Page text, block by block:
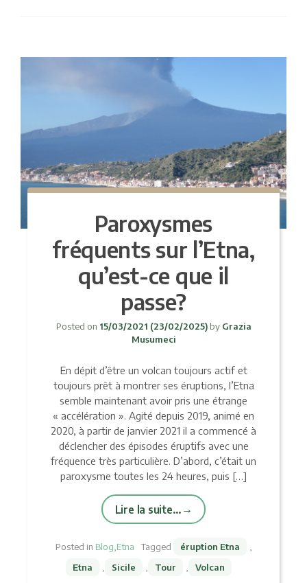
Paroxysmes
fréquents sur l’Etna,
qu’est-ce que il
passe?
Posted on 15/03/2021 (23/02/2025) byGrazia
Musumeci
En dépit d’être un volcan toujours actif et
toujours prêt à montrer ses éruptions, l’Etna
semble maintenant avoir pris une étrange
« accélération ». Agité depuis 2019, animé en
2020, à partir de janvier 2021 il a commencé à
déclencher des épisodes éruptifs avec une
fréquence très particulière. D’abord, c’était un
paroxysme toutes les 24 heures, puis […]
Lire la suite…
Posted in Blog Etna Tagged éruption Etna
Etna
Sicile Tour Volcan